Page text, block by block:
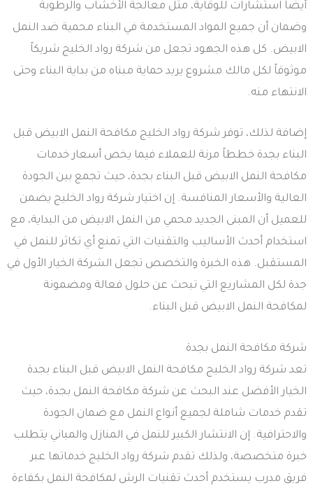
أيضاً استشارات للوقاية، مثل معالجة الأخشاب والرطوبة
وضمان أن جميع المواد المستخدمة في البناء محمية ضد النمل
الابيض. كل هذه الجهود تجعل من شركة رواد الخليج شريكاً
موثوقاً لكل مالك مشروع يريد حماية مبناه من بداية البناء وحتى
الانتهاء منه.
إضافة لذلك، توفر شركة رواد الخليج مكافحة النمل الابيض قبل
البناء بجدة خططاً مرنة للعملاء فيما يخص أسعار خدمات
مكافحة النمل الابيض قبل البناء بجدة، حيث تجمع بين الجودة
العالية والأسعار المنافسة. إن اختيار شركة رواد الخليج يضمن
للعميل أن المبنى الجديد محمي من النمل الابيض من البداية، مع
استخدام أحدث الأساليب والتقنيات التي تمنع أي تكاثر للنمل في
المستقبل. هذه الخبرة والتخصص تجعل الشركة الخيار الأول في
جدة لكل المشاريع التي تبحث عن حلول فعالة ومضمونة
لمكافحة النمل الابيض قبل البناء.
شركة مكافحة النمل بجدة
تعد شركة رواد الخليج مكافحة النمل الابيض قبل البناء بجدة
الخيار الأفضل عند البحث عن شركة مكافحة النمل بجدة، حيث
تقدم خدمات شاملة لجميع أنواع النمل مع ضمان الجودة
والاحترافية. إن الانتشار الكبير للنمل في المنازل والمباني يتطلب
خبرة متخصصة، ولذلك تقدم شركة رواد الخليج خدماتها عبر
فريق مدرب يستخدم أحدث تقنيات الرش لمكافحة النمل بكفاءة